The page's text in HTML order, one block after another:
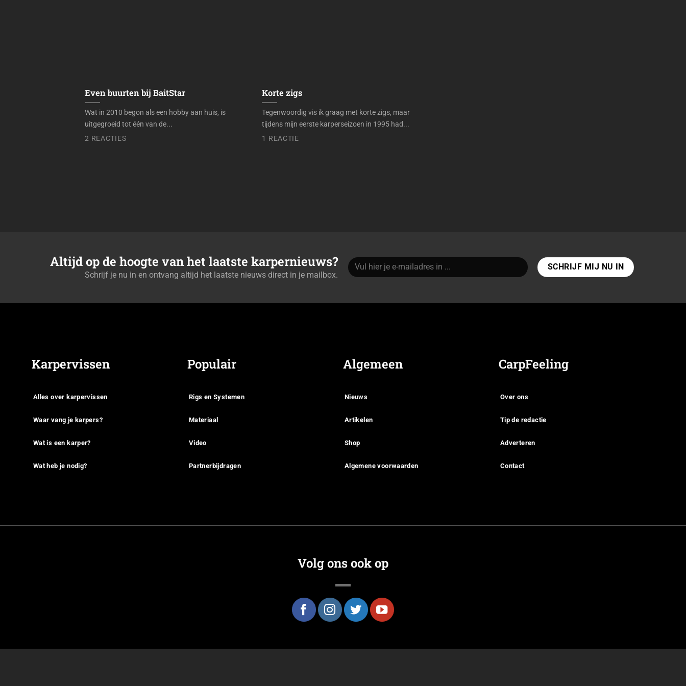
Even buurten bij BaitStar
Wat in 2010 begon als een hobby aan huis, is
uitgegroeid tot één van de...
2 REACTIES
Korte zigs
Tegenwoordig vis ik graag met korte zigs, maar
tijdens mijn eerste karperseizoen in 1995 had...
1 REACTIE
Altijd op de hoogte van het laatste karpernieuws?
Schrijf je nu in en ontvang altijd het laatste nieuws direct in je mailbox.
Karpervissen
Alles over karpervissen
Waar vang je karpers?
Wat is een karper?
Wat heb je nodig?
Populair
Rigs en Systemen
Materiaal
Video
Partnerbijdragen
Algemeen
Nieuws
Artikelen
Shop
Algemene voorwaarden
CarpFeeling
Over ons
Tip de redactie
Adverteren
Contact
Volg ons ook op